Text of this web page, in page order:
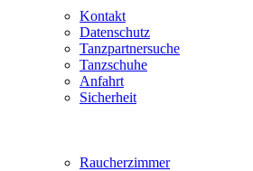
Kontakt
Datenschutz
Tanzpartnersuche
Tanzschuhe
Anfahrt
Sicherheit
Raucherzimmer